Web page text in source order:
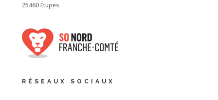
25460 Étupes
RÉSEAUX SOCIAUX